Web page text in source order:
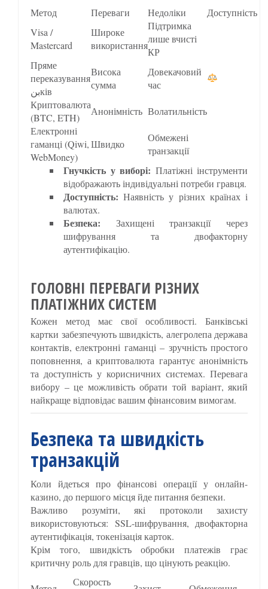
Метод
Переваги Недоліки
Доступність
Visa /
Mastercard
Широке
використання
Підтримка
лише вчисті
КР
Пряме
переказування
بنків
Висока
сумма
Довекачовий
час
Криптовалюта
(BTC, ETH)
Анонімність Волатильність
Електронні
гаманці (Qiwi,
WebMoney)
Швидко
Обмежені
транзакції
Гнучкість у виборі: Платіжні інструменти
відображають індивідуальні потреби гравця.
Доступність: Наявність у різних країнах і
валютах.
Безпека: Захищені транзакції через
шифрування та двофакторну
аутентифікацію.
ГОЛОВНІ ПЕРЕВАГИ РІЗНИХ
ПЛАТІЖНИХ СИСТЕМ
Кожен метод має свої особливості. Банківські
картки забезпечують швидкість, алегролепа держава
контактів, електронні гаманці – зручність простого
поповнення, а криптовалюта гарантує анонімність
та доступність у корисничних системах. Перевага
вибору – це можливість обрати той варіант, який
найкраще відповідає вашим фінансовим вимогам.
Безпека та швидкість
транзакцій
Коли йдеться про фінансові операції у онлайн-
казино, до першого місця йде питання безпеки.
Важливо розуміти, які протоколи захисту
використовуються: SSL-шифрування, двофакторна
аутентифікація, токенізація карток.
Крім того, швидкість обробки платежів грає
критичну роль для гравців, що цінують реакцію.
Скорость